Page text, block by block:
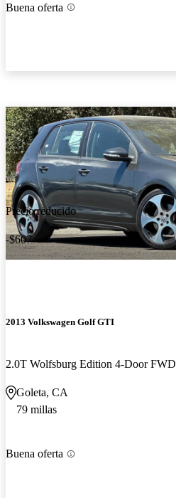
Buena oferta
Precio reducido
-$607
2013 Volkswagen Golf GTI
2.0T Wolfsburg Edition 4-Door FWD
Goleta, CA
79 millas
Buena oferta